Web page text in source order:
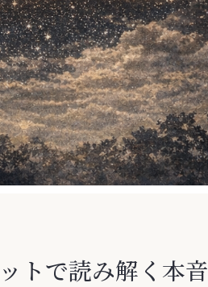
トで読み解く本音